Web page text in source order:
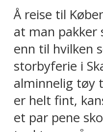
Å reise til
at man pakker
enn til hvilken
storbyferie i
alminnelig tøy
er helt fint,
et par pene